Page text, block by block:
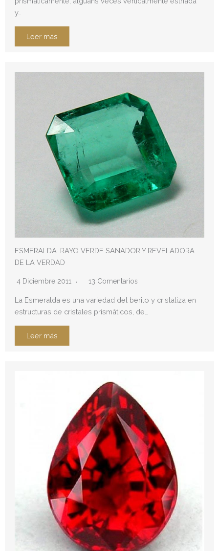
y…
Leer más
ESMERALDA…RAYO VERDE SANADOR Y REVELADORA
DE LA VERDAD
4 Diciembre 2011 13 Comentarios
La Esmeralda es una variedad del berilo y cristaliza en
estructuras de cristales prismâticos, de…
Leer más